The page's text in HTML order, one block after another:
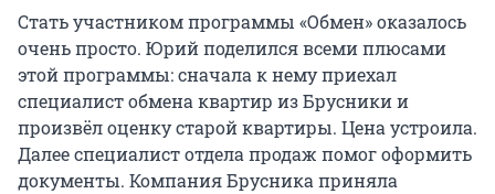
Стать участником программы «Обмен» оказалось
очень просто. Юрий поделился всеми плюсами
этой программы: сначала к нему приехал
специалист обмена квартир из Брусники и
произвёл оценку старой квартиры. Цена устроила.
Далее специалист отдела продаж помог оформить
документы. Компания Брусника приняла